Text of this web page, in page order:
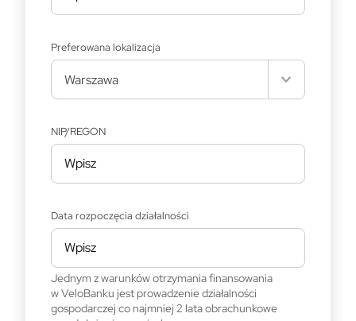
Preferowana lokalizacja
Warszawa
NIP/REGON
Data rozpoczęcia działalności
Jednym z warunków otrzymania finansowania
w VeloBanku jest prowadzenie działalności
gospodarczej co najmniej 2 lata obrachunkowe